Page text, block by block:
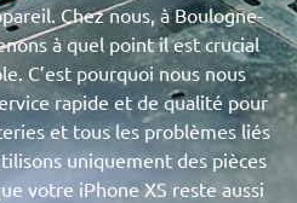
Chez nous, à Boulogne-
à quel point il est crucial
C’est pourquoi nous nous
rapide et de qualité pour
et tous les problèmes liés
uniquement des pièces
votre iPhone XS reste aussi